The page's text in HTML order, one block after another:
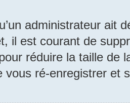
administrateur ait
il est courant de
réduire la taille de
vous ré-enregistrer et